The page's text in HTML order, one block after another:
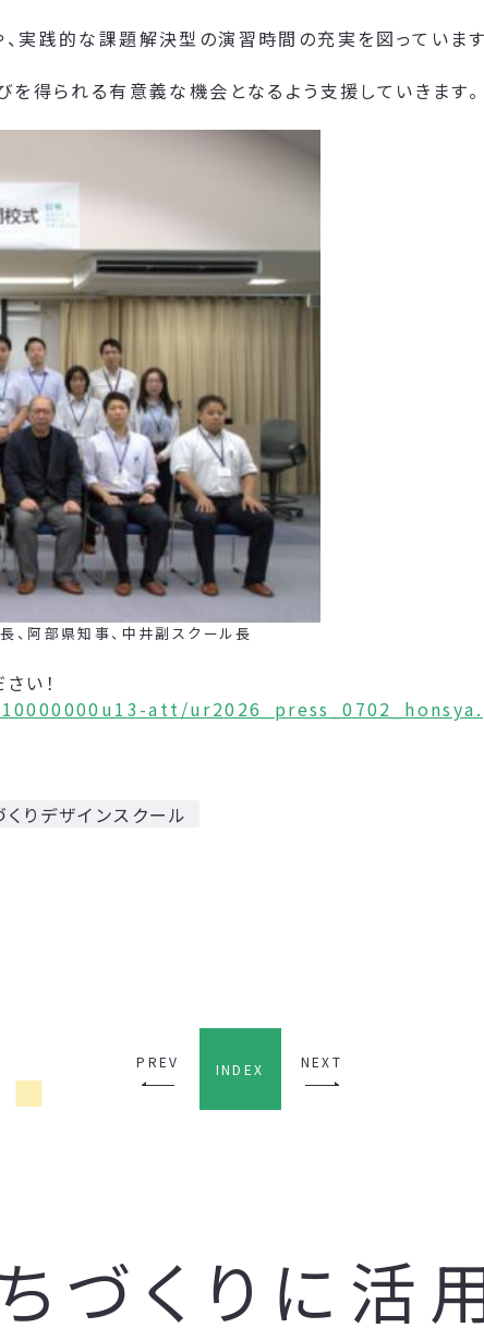
実践的な課題解決型の演習時間の充実を図っています
得られる有意義な機会となるよう支援していきます。
阿部県知事、中井副スクール長
い！
att/
りデザインスクール
PREV INDEX NEXT
づくりに活